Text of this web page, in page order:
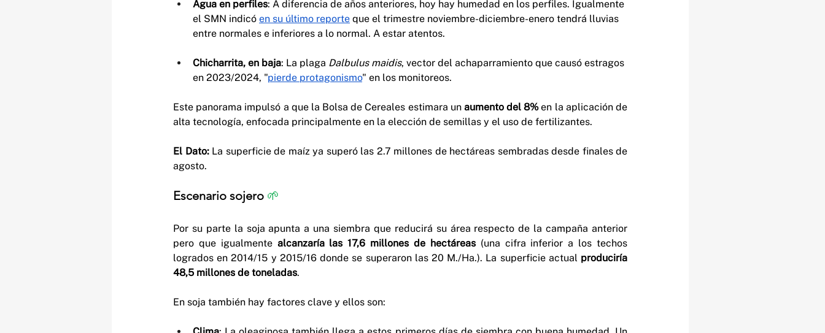
Agua en perfiles: A diferencia de años anteriores, hoy hay humedad en los perfiles. Igualmente
el SMN indicó en su último reporte que el trimestre noviembre-diciembre-enero tendrá lluvias
entre normales e inferiores a lo normal. A estar atentos.
Chicharrita, en baja: La plaga Dalbulus maidis, vector del achaparramiento que causó estragos
en 2023/2024, "pierde protagonismo" en los monitoreos.
Este panorama impulsó a que la Bolsa de Cereales estimara un aumento del 8% en la aplicación de
alta tecnología, enfocada principalmente en la elección de semillas y el uso de fertilizantes.
El Dato: La superficie de maíz ya superó las 2.7 millones de hectáreas sembradas desde finales de
agosto.
Escenario sojero 🌱
Por su parte la soja apunta a una siembra que reducirá su área respecto de la campaña anterior
pero que igualmente alcanzaría las 17,6 millones de hectáreas (una cifra inferior a los techos
logrados en 2014/15 y 2015/16 donde se superaron las 20 M./Ha.). La superficie actual produciría
48,5 millones de toneladas.
En soja también hay factores clave y ellos son: